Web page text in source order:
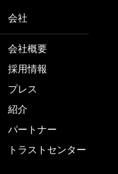
会社
会社概要
採用情報
プレス
紹介
パートナー
トラストセンター